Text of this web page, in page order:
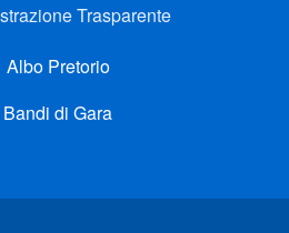
Trasparente
Albo Pretorio
Bandi di Gara